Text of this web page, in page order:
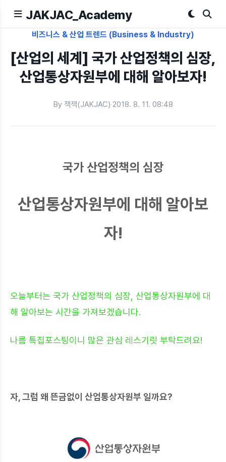
JAKJAC_Academy
비즈니스 & 산업 트렌드 (Business & Industry)
[산업의 세계] 국가 산업정책의 심장,
산업통상자원부에 대해 알아보자!
By 잭잭(JAKJAC)·2018. 8. 11. 08:48
국가 산업정책의 심장
산업통상자원부에 대해 알아보
자!
오늘부터는 국가 산업정책의 심장, 산업통상자원부에 대
해 알아보는 시간을 가져보겠습니다.
나름 특집포스팅이니 많은 관심 레스기릿 부탁드려요!
자, 그럼 왜 뜬금없이 산업통상자원부 일까요?